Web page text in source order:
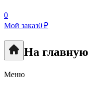
0
Мой заказ0 ₽
На главную
Меню